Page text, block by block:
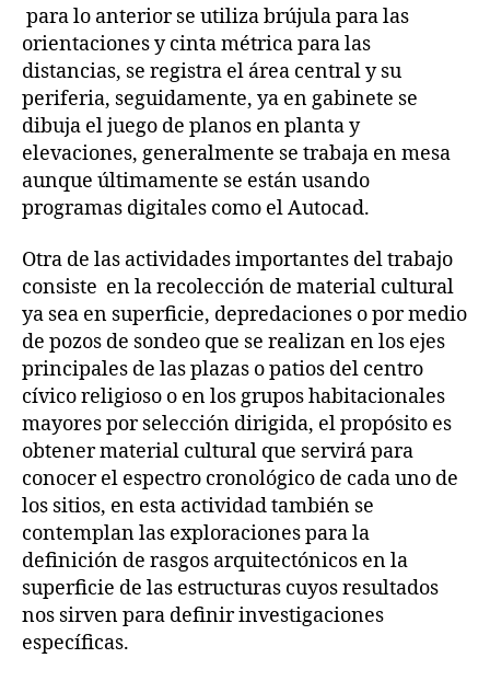
para lo anterior se utiliza brújula para las
orientaciones y cinta métrica para las
distancias, se registra el área central y su
periferia, seguidamente, ya en gabinete se
dibuja el juego de planos en planta y
elevaciones, generalmente se trabaja en mesa
aunque últimamente se están usando
programas digitales como el Autocad.
Otra de las actividades importantes del trabajo
consiste en la recolección de material cultural
ya sea en superficie, depredaciones o por medio
de pozos de sondeo que se realizan en los ejes
principales de las plazas o patios del centro
cívico religioso o en los grupos habitacionales
mayores por selección dirigida, el propósito es
obtener material cultural que servirá para
conocer el espectro cronológico de cada uno de
los sitios, en esta actividad también se
contemplan las exploraciones para la
definición de rasgos arquitectónicos en la
superficie de las estructuras cuyos resultados
nos sirven para definir investigaciones
específicas.